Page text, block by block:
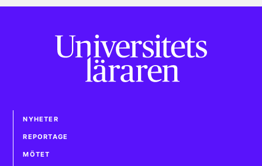
NYHETER
REPORTAGE
MÖTET